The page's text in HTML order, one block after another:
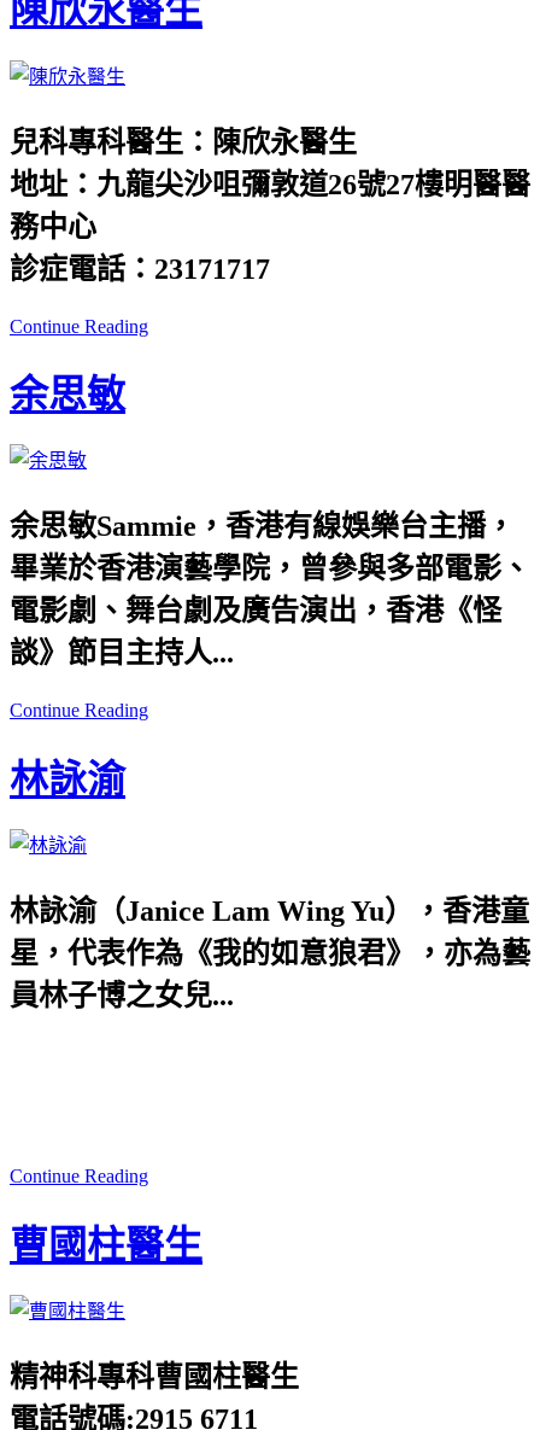
陳欣永醫生
兒科專科醫生：陳欣永醫生
地址：九龍尖沙咀彌敦道26號27樓明醫醫
務中心
診症電話：23171717
Continue Reading
余思敏
余思敏Sammie，香港有線娛樂台主播，
畢業於香港演藝學院，曾參與多部電影、
電影劇、舞台劇及廣告演出，香港《怪
談》節目主持人...
Continue Reading
林詠渝
林詠渝（Janice Lam Wing Yu），香港童
星，代表作為《我的如意狼君》，亦為藝
員林子博之女兒...
Continue Reading
曹國柱醫生
精神科專科曹國柱醫生
電話號碼:2915 6711